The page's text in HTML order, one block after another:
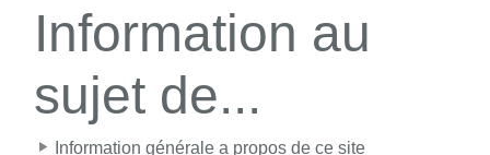
Information au
sujet de...
Information générale a propos de ce site